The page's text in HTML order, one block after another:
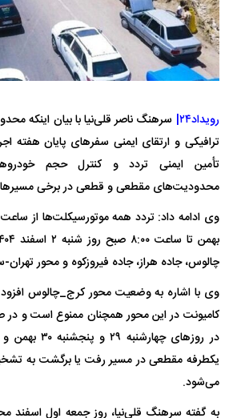
رویداد۲۴|
سرهنگ ناصر قلی‌نیا با بیان اینکه
ترافیکی و ارتقای ایمنی سفرهای پایان هفته
تأمین ایمنی تردد و کنترل حجم
محدودیت‌های مقطعی و قطعی در برخی مسیرها
چالوس، جاده هراز، جاده فیروزکوه و محور
وی با اشاره به وضعیت محور کرج_چالوس افزود:
کامیونت در این محور همچنان ممنوع است و
یکطرفه مقطعی در مسیر رفت یا برگشت به
می‌شود.
به گفته سرهنگ قلی‌نیا، روز جمعه اول